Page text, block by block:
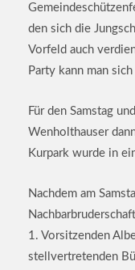
den sich die
Vorfeld auch
Party kann man
Für den Samstag
Wenholthauser
Kurpark wurde in
Nachdem am
1. Vorsitzenden
stellvertretenden